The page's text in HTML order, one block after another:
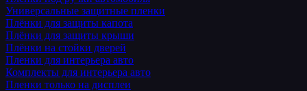
Универсальные защитные пленки
Плёнки для защиты капота
Плёнки для защиты крыши
Плёнки на стойки дверей
Пленки для интерьера авто
Комплекты для интерьера авто
Пленки только на дисплеи